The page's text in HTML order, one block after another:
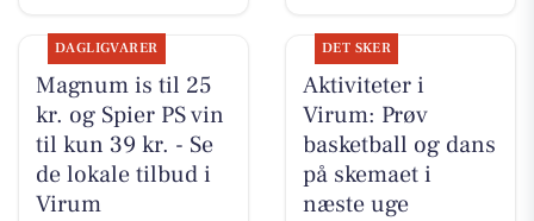
DAGLIGVARER
Magnum is til 25
kr. og Spier PS vin
til kun 39 kr. - Se
de lokale tilbud i
Virum
DET SKER
Aktiviteter i
Virum: Prøv
basketball og dans
på skemaet i
næste uge